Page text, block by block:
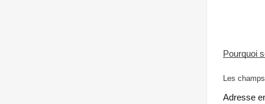
Pourquoi
Les
Adresse